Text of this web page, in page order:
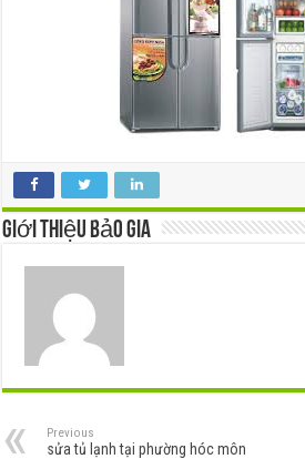
Giới thiệu Bảo Gia
Previous
sửa tủ lạnh tại phường hóc môn